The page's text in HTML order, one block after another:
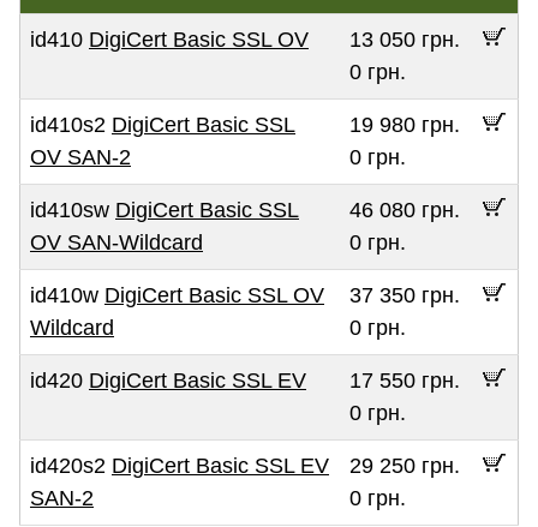
id410 DigiCert Basic SSL OV
13 050 грн.
0 грн.
id410s2 DigiCert Basic SSL
OV SAN-2
19 980 грн.
0 грн.
id410sw DigiCert Basic SSL
OV SAN-Wildcard
46 080 грн.
0 грн.
id410w DigiCert Basic SSL OV
Wildcard
37 350 грн.
0 грн.
id420 DigiCert Basic SSL EV
17 550 грн.
0 грн.
id420s2 DigiCert Basic SSL EV
SAN-2
29 250 грн.
0 грн.